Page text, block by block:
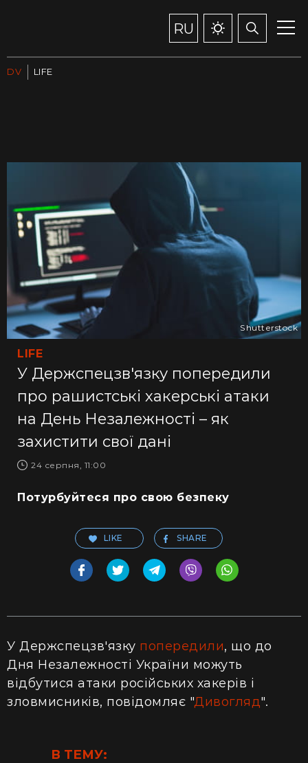
RU
DV LIFE
LIFE
У Держспецзв'язку попередили
про рашистські хакерські атаки
на День Незалежності – як
захистити свої дані
24 серпня, 11:00
Shutterstock
Потурбуйтеся про свою безпеку
LIKE SHARE
У Держспецзв'язку попередили, що до
Дня Незалежності України можуть
відбутися атаки російських хакерів і
зловмисників, повідомляє "Дивогляд".
В ТЕМУ: